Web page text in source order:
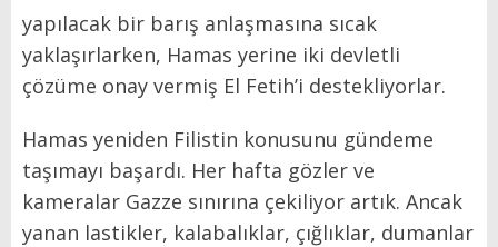
yapılacak bir barış anlaşmasına sıcak
yaklaşırlarken, Hamas yerine iki devletli
çözüme onay vermiş El Fetih’i destekliyorlar.
Hamas yeniden Filistin konusunu gündeme
taşımayı başardı. Her hafta gözler ve
kameralar Gazze sınırına çekiliyor artık. Ancak
yanan lastikler, kalabalıklar, çığlıklar, dumanlar